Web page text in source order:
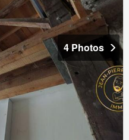
4 Photos